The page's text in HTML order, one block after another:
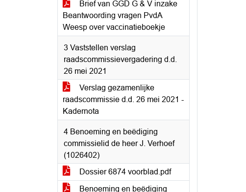
Brief van GGD G & V inzake
Beantwoording vragen PvdA
Weesp over vaccinatieboekje
3 Vaststellen verslag
raadscommissievergadering d.d.
26 mei 2021
Verslag gezamenlijke
raadscommissie d.d. 26 mei 2021 -
Kadernota
4 Benoeming en beëdiging
commissielid de heer J. Verhoef
(1026402)
Dossier 6874 voorblad.pdf
Benoeming en beëdiging